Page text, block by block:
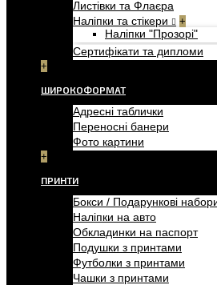
Листівки та Флаєра
Наліпки та стікери
+
Наліпки "Прозорі"
Сертифікати та дипломи
+
ШИРОКОФОРМАТ
Адресні таблички
Переносні банери
Фото картини
+
ПРИНТИ
Бокси / Подарункові
Наліпки на авто
Обкладинки на паспорт
Подушки з принтами
Футболки з принтами
Чашки з принтами